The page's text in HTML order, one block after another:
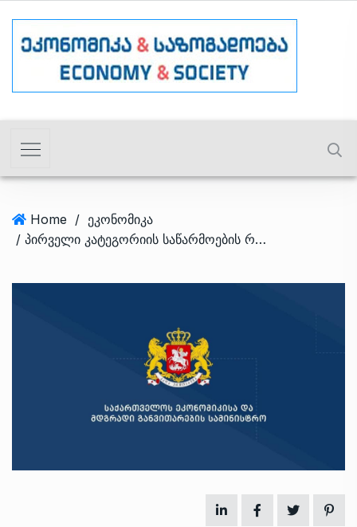
Home / ეკონომიკა
/ პირველი კატეგორიის საწარმოების რეგისტრაცია 2026 წლის 31 იანვარს იწურება